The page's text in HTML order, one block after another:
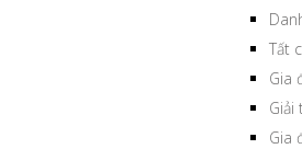
Tất
Gia
Giải
Gia